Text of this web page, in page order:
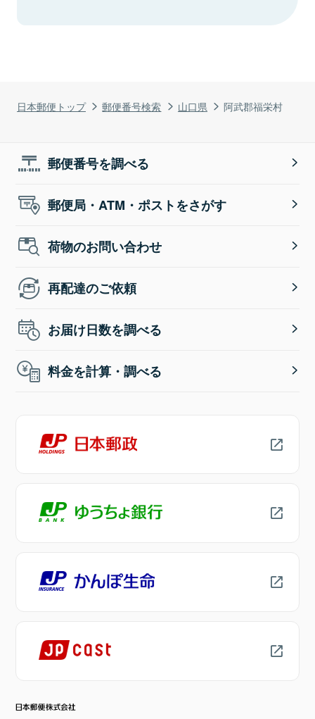
日本郵便トップ 郵便番号検索 山口県 阿武郡福栄村
郵便番号を調べる
郵便局・ATM・ポストをさがす
荷物のお問い合わせ
再配達のご依頼
お届け日数を調べる
料金を計算・調べる